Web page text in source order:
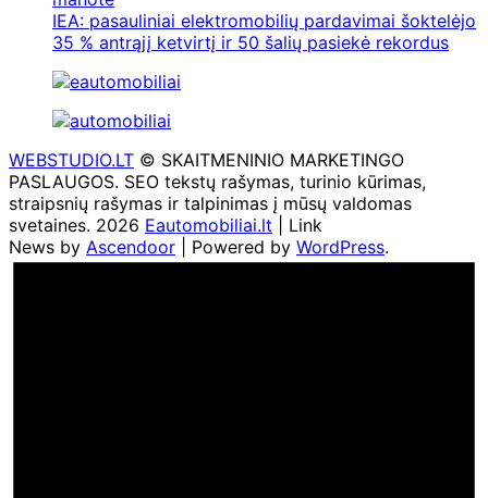
IEA: pasauliniai elektromobilių pardavimai šoktelėjo
35 % antrąjį ketvirtį ir 50 šalių pasiekė rekordus
WEBSTUDIO.LT © SKAITMENINIO MARKETINGO
PASLAUGOS. SEO tekstų rašymas, turinio kūrimas,
straipsnių rašymas ir talpinimas į mūsų valdomas
svetaines. 2026 Eautomobiliai.lt | Link
News by Ascendoor | Powered by WordPress.